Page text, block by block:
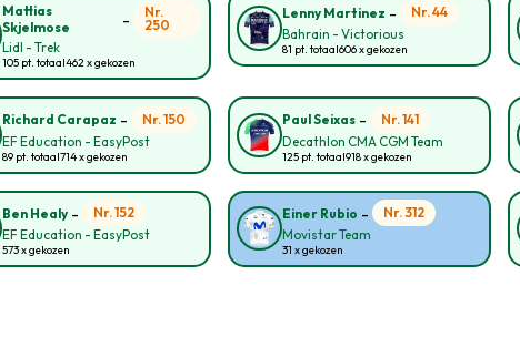
Mattias
Skjelmose
-
Nr.
250
Lidl - Trek
105 pt. totaal462 x gekozen
Lenny Martinez -
Nr. 44
Bahrain - Victorious
81 pt. totaal606 x gekozen
Richard Carapaz -
Nr. 150
EF Education - EasyPost
89 pt. totaal714 x gekozen
Paul Seixas-
Nr. 141
Decathlon CMA CGM Team
125 pt. totaal918 x gekozen
Ben Healy-
Nr. 152
EF Education - EasyPost
573 x gekozen
Einer Rubio -
Nr. 312
Movistar Team
31 x gekozen